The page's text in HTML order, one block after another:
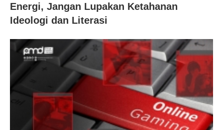
Energi, Jangan Lupakan Ketahanan
Ideologi dan Literasi